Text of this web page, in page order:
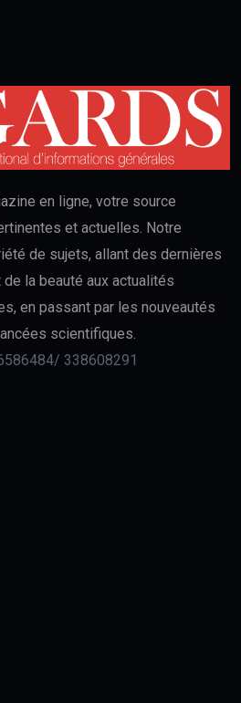
en ligne, votre source
et actuelles. Notre
de sujets, allant des dernières
la beauté aux actualités
en passant par les nouveautés
scientifiques.
338608291